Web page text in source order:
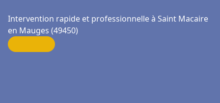
Intervention rapide et professionnelle à Saint Macaire
en Mauges (49450)